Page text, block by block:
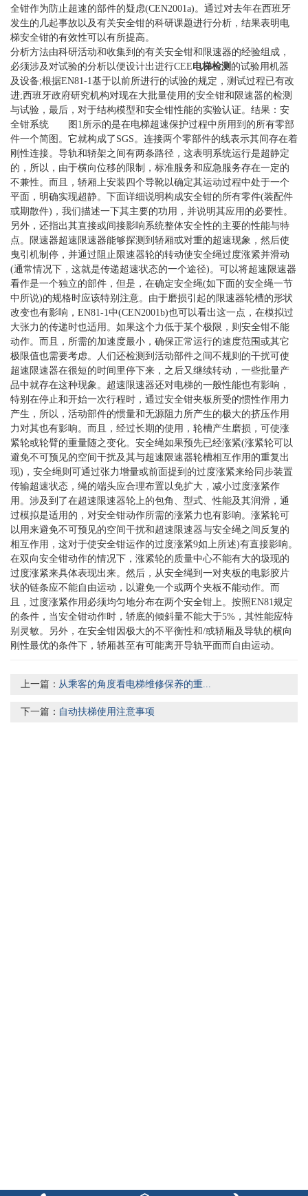
全钳作为防止超速的部件的疑虑(CEN2001a)。通过对去年在西班牙
发生的几起事故以及有关安全钳的科研课题进行分析，结果表明电
梯安全钳的有效性可以有所提高。
分析方法由科研活动和收集到的有关安全钳和限速器的经验组成，
必须涉及对试验的分析以便设计出进行CEE 电梯检测 的试验用机器
及设备;根据EN81-1基于以前所进行的试验的规定，测试过程已有改
进;西班牙政府研究机构对现在大批量使用的安全钳和限速器的检测
与试验，最后，对于结构模型和安全钳性能的实验认证。结果：安
全钳系统 图1所示的是在电梯超速保护过程中所用到的所有零部
件一个简图。它就构成了SGS。连接两个零部件的线表示其间存在着
刚性连接。导轨和轿架之间有两条路径，这表明系统运行是超静定
的，所以，由于横向位移的限制，标准服务和应急服务存在一定的
不兼性。而且，轿厢上安装四个导靴以确定其运动过程中处于一个
平面，明确实现超静。下面详细说明构成安全钳的所有零件(装配件
或期散件)，我们描述一下其主要的功用，并说明其应用的必要性。
另外，还指出其直接或间接影响系统整体安全性的主要的性能与特
点。限速器超速限速器能够探测到轿厢或对重的超速现象，然后使
曳引机制停，并通过阻止限速器轮的转动使安全绳过度涨紧并滑动
(通常情况下，这就是传递超速状态的一个途径)。可以将超速限速器
看作是一个独立的部件，但是，在确定安全绳(如下面的安全绳一节
中所说)的规格时应该特别注意。由于磨损引起的限速器轮槽的形状
改变也有影响，EN81-1中(CEN2001b)也可以看出这一点，在模拟过
大张力的传递时也适用。如果这个力低于某个极限，则安全钳不能
动作。而且，所需的加速度最小，确保正常运行的速度范围或其它
极限值也需要考虑。人们还检测到活动部件之间不规则的干扰可使
超速限速器在很短的时间里停下来，之后又继续转动，一些批量产
品中就存在这种现象。超速限速器还对电梯的一般性能也有影响，
特别在停止和开始一次行程时，通过安全钳夹板所受的惯性作用力
产生，所以，活动部件的惯量和无源阻力所产生的极大的挤压作用
力对其也有影响。而且，经过长期的使用，轮槽产生磨损，可使涨
紧轮或轮臂的重量随之变化。安全绳如果预先已经涨紧(涨紧轮可以
避免不可预见的空间干扰及其与超速限速器轮槽相互作用的重复出
现)，安全绳则可通过张力增量或前面提到的过度涨紧来给同步装置
传输超速状态，绳的端头应合理布置以免扩大，减小过度涨紧作
用。涉及到了在超速限速器轮上的包角、型式、性能及其润滑，通
过模拟是适用的，对安全钳动作所需的涨紧力也有影响。涨紧轮可
以用来避免不可预见的空间干扰和超速限速器与安全绳之间反复的
相互作用，这对于使安全钳运作的过度涨紧9如上所述)有直接影响。
在双向安全钳动作的情况下，涨紧轮的质量中心不能有大的圾现的
过度涨紧来具体表现出来。然后，从安全绳到一对夹板的电影胶片
状的链条应不能自由运动，以避免一个或两个夹板不能动作。而
且，过度涨紧作用必须均匀地分布在两个安全钳上。按照EN81规定
的条件，当安全钳动作时，轿底的倾斜量不能大于5%，其性能应特
别灵敏。另外，在安全钳因极大的不平衡性和/或轿厢及导轨的横向
刚性最优的条件下，轿厢甚至有可能离开导轨平面而自由运动。
上一篇： 从乘客的角度看电梯维修保养的重...
下一篇： 自动扶梯使用注意事项